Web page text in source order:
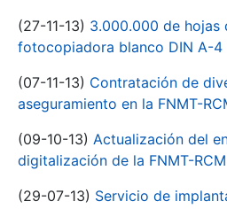
(27-11-13) 3.000.000 de hojas
fotocopiadora blanco DIN A-4
(07-11-13) Contratación de
aseguramiento en la FNMT-
(09-10-13) Actualización del
digitalización de la FNMT-RCM
(29-07-13) Servicio de